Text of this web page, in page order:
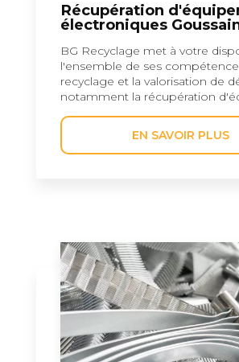
Récupération
électroniques
BG Recyclage met à votre
l'ensemble de ses
recyclage et la valorisation de
notamment la récupération
EN SAVOIR PLUS